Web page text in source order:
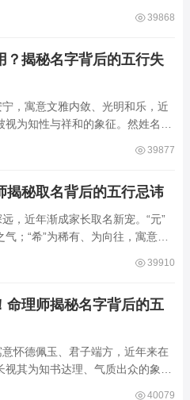
水成势、火土受制之患，若不顾
39868
？揭秘名字背后的五行失
，寓意文雅内敛、光明和乐，近
为知性与祥和的象征。然姓名命
，若不顾八字强弱，盲目套用，
39877
揭秘取名背后的五行忌讳
，近年渐成家长取名新宠。“元”
；“希”为稀有、为向往，寓意卓
场之枢纽。一字之选，关乎运途
39910
命理师揭秘名字背后的五
怀德佩玉、君子端方，近年来在
其为知书达理、气质出众的象
40079